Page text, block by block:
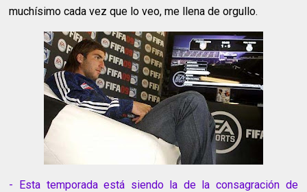
muchísimo cada vez que lo veo, me llena de orgullo.
- Esta temporada está siendo la de la consagración de